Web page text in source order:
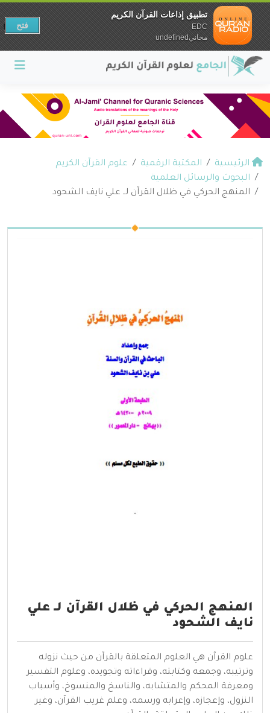
الرئيسية المكتبة الرقمية
علوم القرآن الكريم
البحوث والرسائل العلمية
المنهج الحركي في ظلال القرآن لــ علي نايف الشحود
المنهج الحركي في ظلال القرآن لــ علي
نايف الشحود
علوم القرآن هي العلوم المتعلقة بالقرآن من حيث نزوله
وترتيبه، وجمعه وكتابته، وقراءاته وتجويده، وعلوم التفسير
ومعرفة المحكم والمتشابه، والناسخ والمنسوخ، وأسباب
النزول، وإعجازه، وإعرابه ورسمه، وعلم غريب القرآن، وغير
تطبيق إذاعات القرآن الكريم
EDC
مجانيundefined
فتح